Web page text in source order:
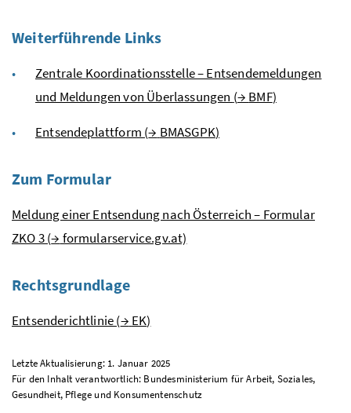
Weiterführende Links
Zentrale Koordinationsstelle – Entsendemeldungen
und Meldungen von Überlassungen (→ BMF)
Entsendeplattform (→ BMASGPK)
Zum Formular
Meldung einer Entsendung nach Österreich – Formular
ZKO 3 (→ formularservice.gv.at)
Rechtsgrundlage
Entsenderichtlinie (→ EK)
Letzte Aktualisierung: 1. Januar 2025
Für den Inhalt verantwortlich: Bundesministerium für Arbeit, Soziales,
Gesundheit, Pflege und Konsumentenschutz